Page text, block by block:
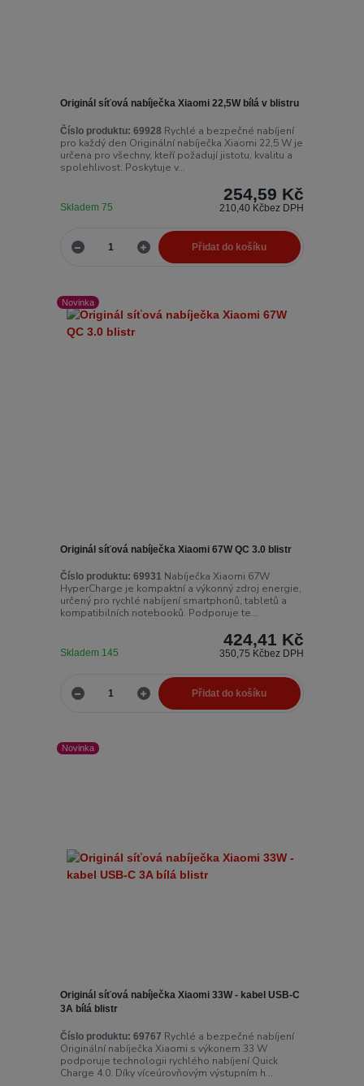
Originál síťová nabíječka Xiaomi 22,5W bílá v blistru
Číslo produktu: 69928 Rychlé a bezpečné nabíjení
pro každý den Originální nabíječka Xiaomi 22,5 W je
určena pro všechny, kteří požadují jistotu, kvalitu a
spolehlivost. Poskytuje v...
254,59 Kč
210,40 Kčbez DPH
Skladem 75
Přidat do košíku
Novinka
Originál síťová nabíječka Xiaomi 67W QC 3.0 blistr
Číslo produktu: 69931Nabíječka Xiaomi 67W
HyperCharge je kompaktní a výkonný zdroj energie,
určený pro rychlé nabíjení smartphonů, tabletů a
kompatibilních notebooků. Podporuje te...
424,41 Kč
350,75 Kčbez DPH
Skladem 145
Přidat do košíku
Novinka
Originál síťová nabíječka Xiaomi 33W - kabel USB-C
3A bílá blistr
Číslo produktu: 69767 Rychlé a bezpečné nabíjení
Originální nabíječka Xiaomi s výkonem 33 W
podporuje technologii rychlého nabíjení Quick
Charge 4.0. Díky víceúrovňovým výstupním h...